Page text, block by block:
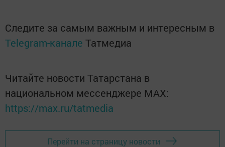
Следите за самым важным и интересным в
Telegram-канале Татмедиа
Читайте новости Татарстана в
национальном мессенджере MАХ:
https://max.ru/tatmedia
Перейти на страницу новости